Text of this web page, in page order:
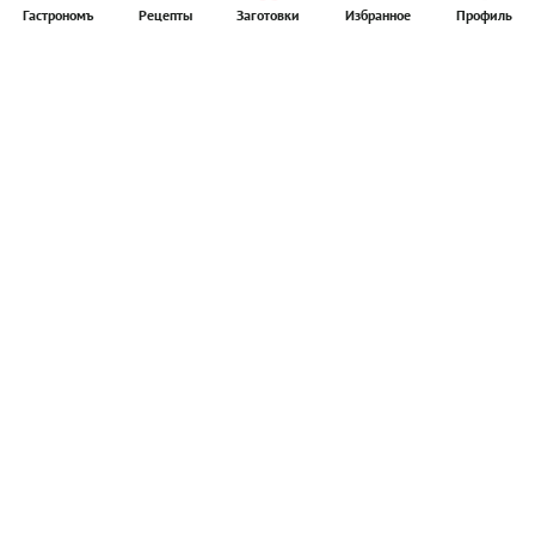
Гастрономъ Рецепты Заготовки Избранное Профиль